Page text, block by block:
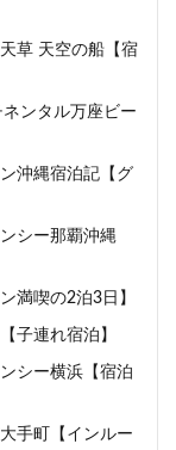
草 天空の船【宿
ンタル万座ビー
沖縄宿泊記【グ
シー那覇沖縄
満喫の2泊3日】
子連れ宿泊】
シー横浜【宿泊
手町【インルー